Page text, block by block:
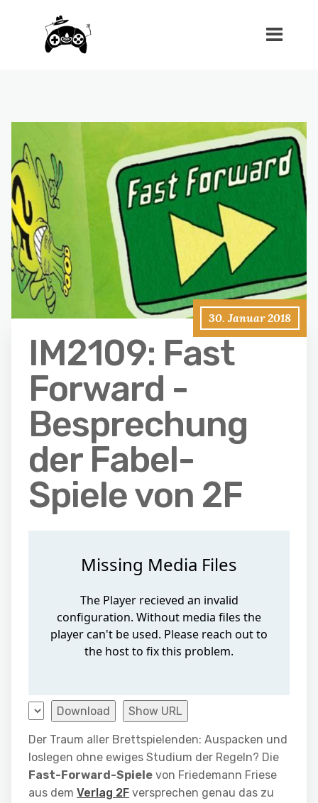
30. Januar 2018
IM2109: Fast
Forward -
Besprechung
der Fabel-
Spiele von 2F
Download Show URL
Der Traum aller Brettspielenden: Auspacken und
loslegen ohne ewiges Studium der Regeln? Die
Fast-Forward-Spiele von Friedemann Friese
aus dem Verlag 2F versprechen genau das zu